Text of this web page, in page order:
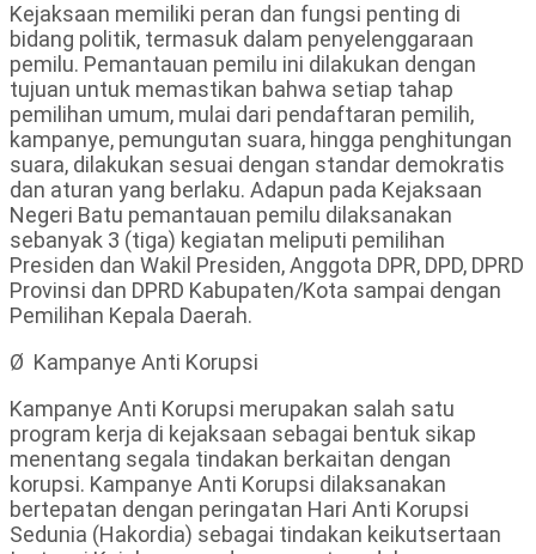
Kejaksaan memiliki peran dan fungsi penting di
bidang politik, termasuk dalam penyelenggaraan
pemilu. Pemantauan pemilu ini dilakukan dengan
tujuan untuk memastikan bahwa setiap tahap
pemilihan umum, mulai dari pendaftaran pemilih,
kampanye, pemungutan suara, hingga penghitungan
suara, dilakukan sesuai dengan standar demokratis
dan aturan yang berlaku. Adapun pada Kejaksaan
Negeri Batu pemantauan pemilu dilaksanakan
sebanyak 3 (tiga) kegiatan meliputi pemilihan
Presiden dan Wakil Presiden, Anggota DPR, DPD, DPRD
Provinsi dan DPRD Kabupaten/Kota sampai dengan
Pemilihan Kepala Daerah.
Ø Kampanye Anti Korupsi
Kampanye Anti Korupsi merupakan salah satu
program kerja di kejaksaan sebagai bentuk sikap
menentang segala tindakan berkaitan dengan
korupsi. Kampanye Anti Korupsi dilaksanakan
bertepatan dengan peringatan Hari Anti Korupsi
Sedunia (Hakordia) sebagai tindakan keikutsertaan